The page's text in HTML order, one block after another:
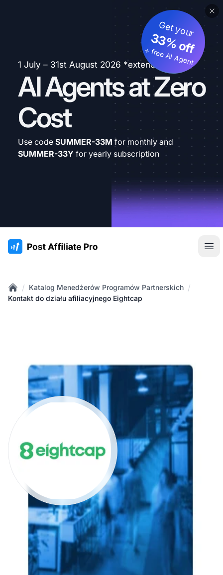
1 July – 31st August 2026 *extended
AI Agents at Zero
Cost
Get your
33% off
+ free AI Agent
Use code SUMMER-33M for monthly and
SUMMER-33Y for yearly subscription
:site.title
Home
/ Katalog Menedżerów Programów Partnerskich /
Kontakt do działu afiliacyjnego Eightcap